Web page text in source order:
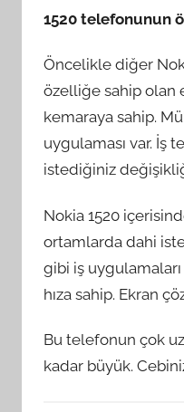
1520 telefonunun
Öncelikle diğer
özelliğe sahip olan
kemaraya sahip.
uygulaması var. İş
istediğiniz
Nokia 1520
ortamlarda dahi
gibi iş
hıza sahip. Ekran
Bu telefonun çok
kadar büyük.